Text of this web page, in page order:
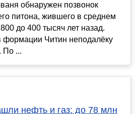
обнаружен позвонок
питона, жившего в среднем
до 400 тысяч лет назад.
формации Читин неподалёку
По ...
нефть и газ: до 78 млн